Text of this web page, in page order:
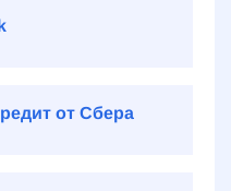
от Сбера